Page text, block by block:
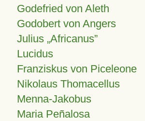
Godefried von Aleth
Godobert von Angers
Julius Africanus
Lucidus
Franziskus von Piceleone
Nikolaus Thomacellus
Menna-Jakobus
Maria Peñalosa